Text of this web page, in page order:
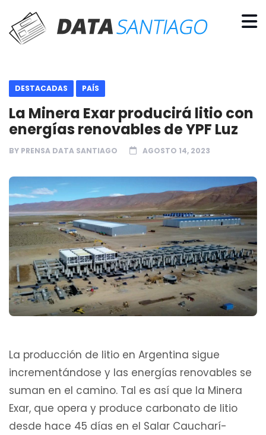
DESTACADAS PAÍS
La Minera Exar producirá litio con
energías renovables de YPF Luz
BY PRENSA DATA SANTIAGO AGOSTO 14, 2023
La producción de litio en Argentina sigue
incrementándose y las energías renovables se
suman en el camino. Tal es así que la Minera
Exar, que opera y produce carbonato de litio
desde hace 45 días en el Salar Caucharí-